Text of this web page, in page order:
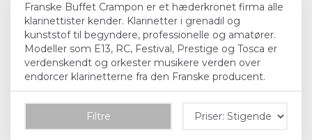
Franske Buffet Crampon er et hæderkronet firma alle
klarinettister kender. Klarinetter i grenadil og
kunststof til begyndere, professionelle og amatører.
Modeller som E13, RC, Festival, Prestige og Tosca er
verdenskendt og orkester musikere verden over
endorcer klarinetterne fra den Franske producent.
Filtre